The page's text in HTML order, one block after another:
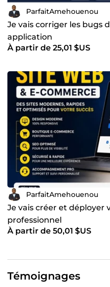
ParfaitAmehouenou
Je vais corriger les bugs
application
À partir de 25,01 $US
ParfaitAmehouenou
Je vais créer et déployer
professionnel
À partir de 50,01 $US
Témoignages